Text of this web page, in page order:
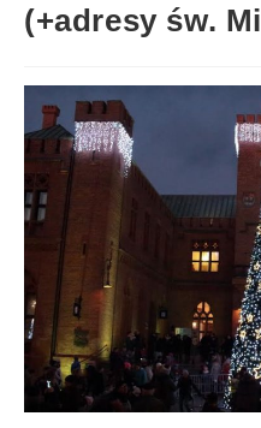
(+adresy św.